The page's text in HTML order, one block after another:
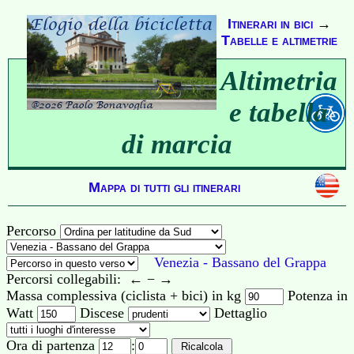
Itinerari in bici→
Tabelle e altimetrie
Altimetria
e tabella
di marcia
Mappa di tutti gli itinerari
Percorso
Venezia - Bassano del Grappa
Percorsi collegabili: ← − →
Massa complessiva (ciclista + bici) in kg
Potenza in
Watt
Discese Dettaglio
Ora di partenza :